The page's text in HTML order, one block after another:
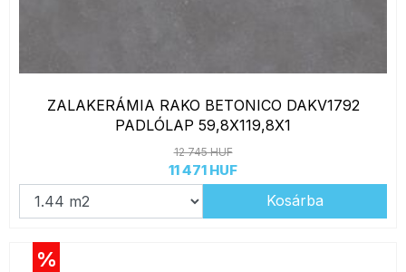
ZALAKERÁMIA RAKO BETONICO DAKV1792
PADLÓLAP 59,8X119,8X1
12 745 HUF
11 471 HUF
Kosárba
%